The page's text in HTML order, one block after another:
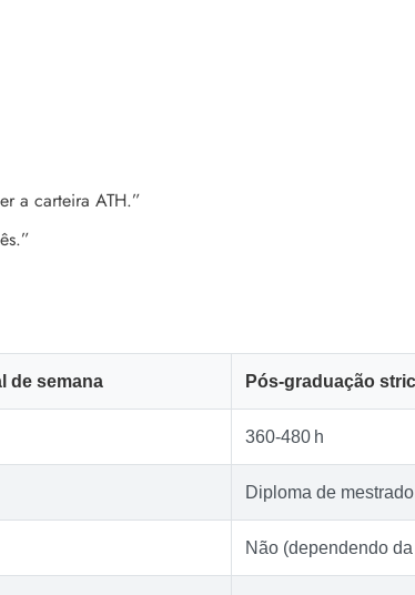
a carteira ATH.”
de semana Pós‑graduação
360‑480 h
Diploma de mestrado
Não (dependendo